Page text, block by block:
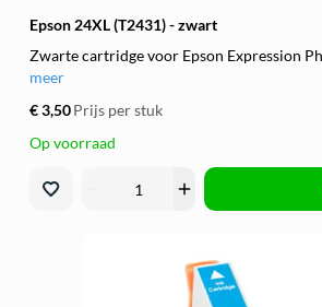
Epson 24XL (T2431) - zwart
Zwarte cartridge voor Epson Expression
meer
€ 3,50Prijs per stuk
Op voorraad
add